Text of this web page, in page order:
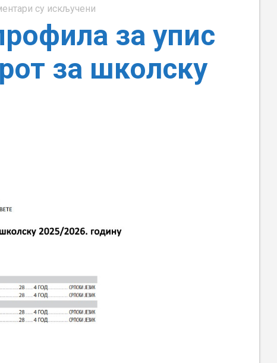
су искључени
образовних
за
упис
за упис
за школску